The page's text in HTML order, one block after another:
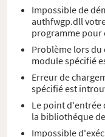
Impossible de
authfwgp.dll
programme pour
Problème lors
module spécifié
Erreur de
spécifié est
Le point d'entrée
la bibliothéque
Impossible